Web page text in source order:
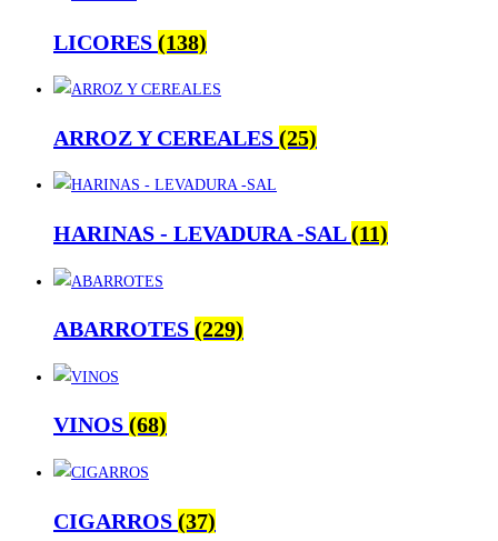
LICORES (138)
ARROZ Y CEREALES (25)
HARINAS - LEVADURA -SAL(11)
ABARROTES (229)
VINOS (68)
CIGARROS (37)